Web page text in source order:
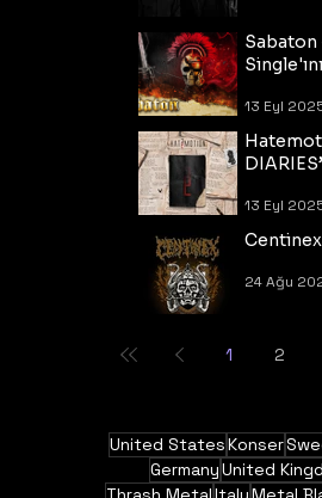
Sabaton
13 Eyl
13 Eyl
Centinex
24 Ağu
1 2
United StatesKonser
GermanyUnited